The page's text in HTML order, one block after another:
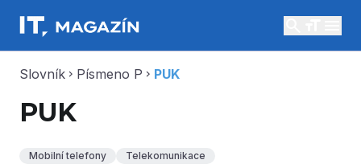
Slovník chevron_right Písmeno P chevron_right PUK
PUK
Mobilní telefony Telekomunikace